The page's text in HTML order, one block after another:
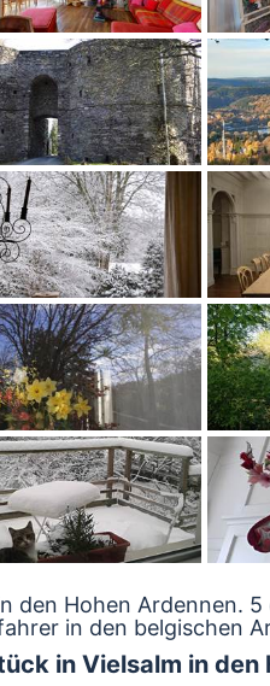
den Hohen Ardennen.
in den belgischen
in Vielsalm in den